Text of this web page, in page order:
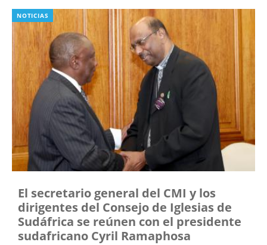
NOTICIAS
El secretario general del CMI y los
dirigentes del Consejo de Iglesias de
Sudáfrica se reúnen con el presidente
sudafricano Cyril Ramaphosa